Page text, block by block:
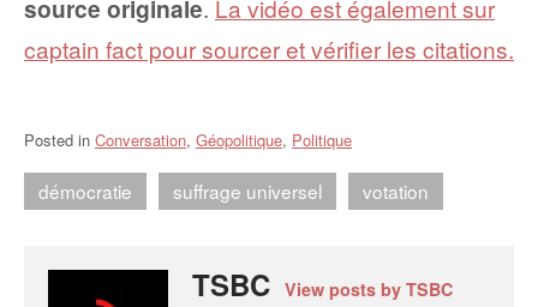
source originale. La vidéo est également sur
captain fact pour sourcer et vérifier les citations.
Posted in Conversation, Géopolitique, Politique
démocratie suffrage universel votation
TSBC View posts by TSBC